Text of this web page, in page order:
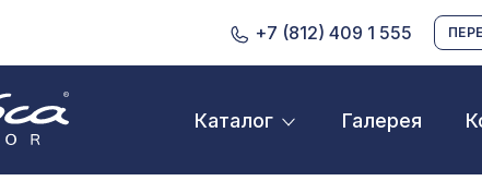
+7 (812) 409 1 555
Каталог Галерея
3D орнамент
Акустические панели